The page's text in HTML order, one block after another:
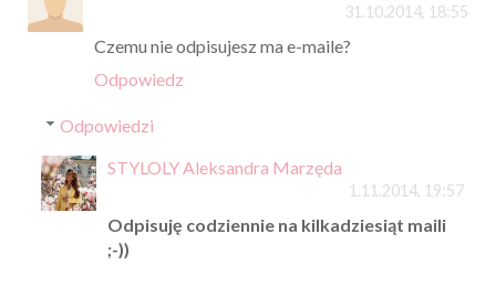
31.10.2014, 18:55
Czemu nie odpisujesz ma e-maile?
Odpowiedz
Odpowiedzi
STYLOLY Aleksandra Marzęda
1.11.2014, 19:57
Odpisuję codziennie na kilkadziesiąt maili
;-))